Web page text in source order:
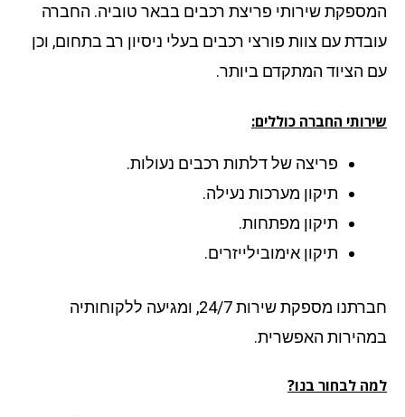
שירותי פריצת רכבים בבאר טוביה. החברה
עם צוות פורצי רכבים בעלי ניסיון רב בתחום, וכן
הציוד המתקדם ביותר.
החברה כוללים:
פריצה של דלתות רכבים נעולות.
תיקון מערכות נעילה.
תיקון מפתחות.
תיקון אימובילייזרים.
חברתנו מספקת שירות 24/7, ומגיעה ללקוחותיה
האפשרית.
לבחור בנו?